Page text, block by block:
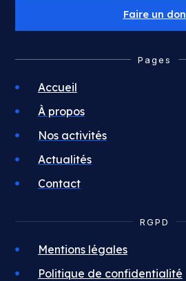
Faire un don
Pages
Accueil
À propos
Nos activités
Actualités
Contact
RGPD
Mentions légales
Politique de confidentialité